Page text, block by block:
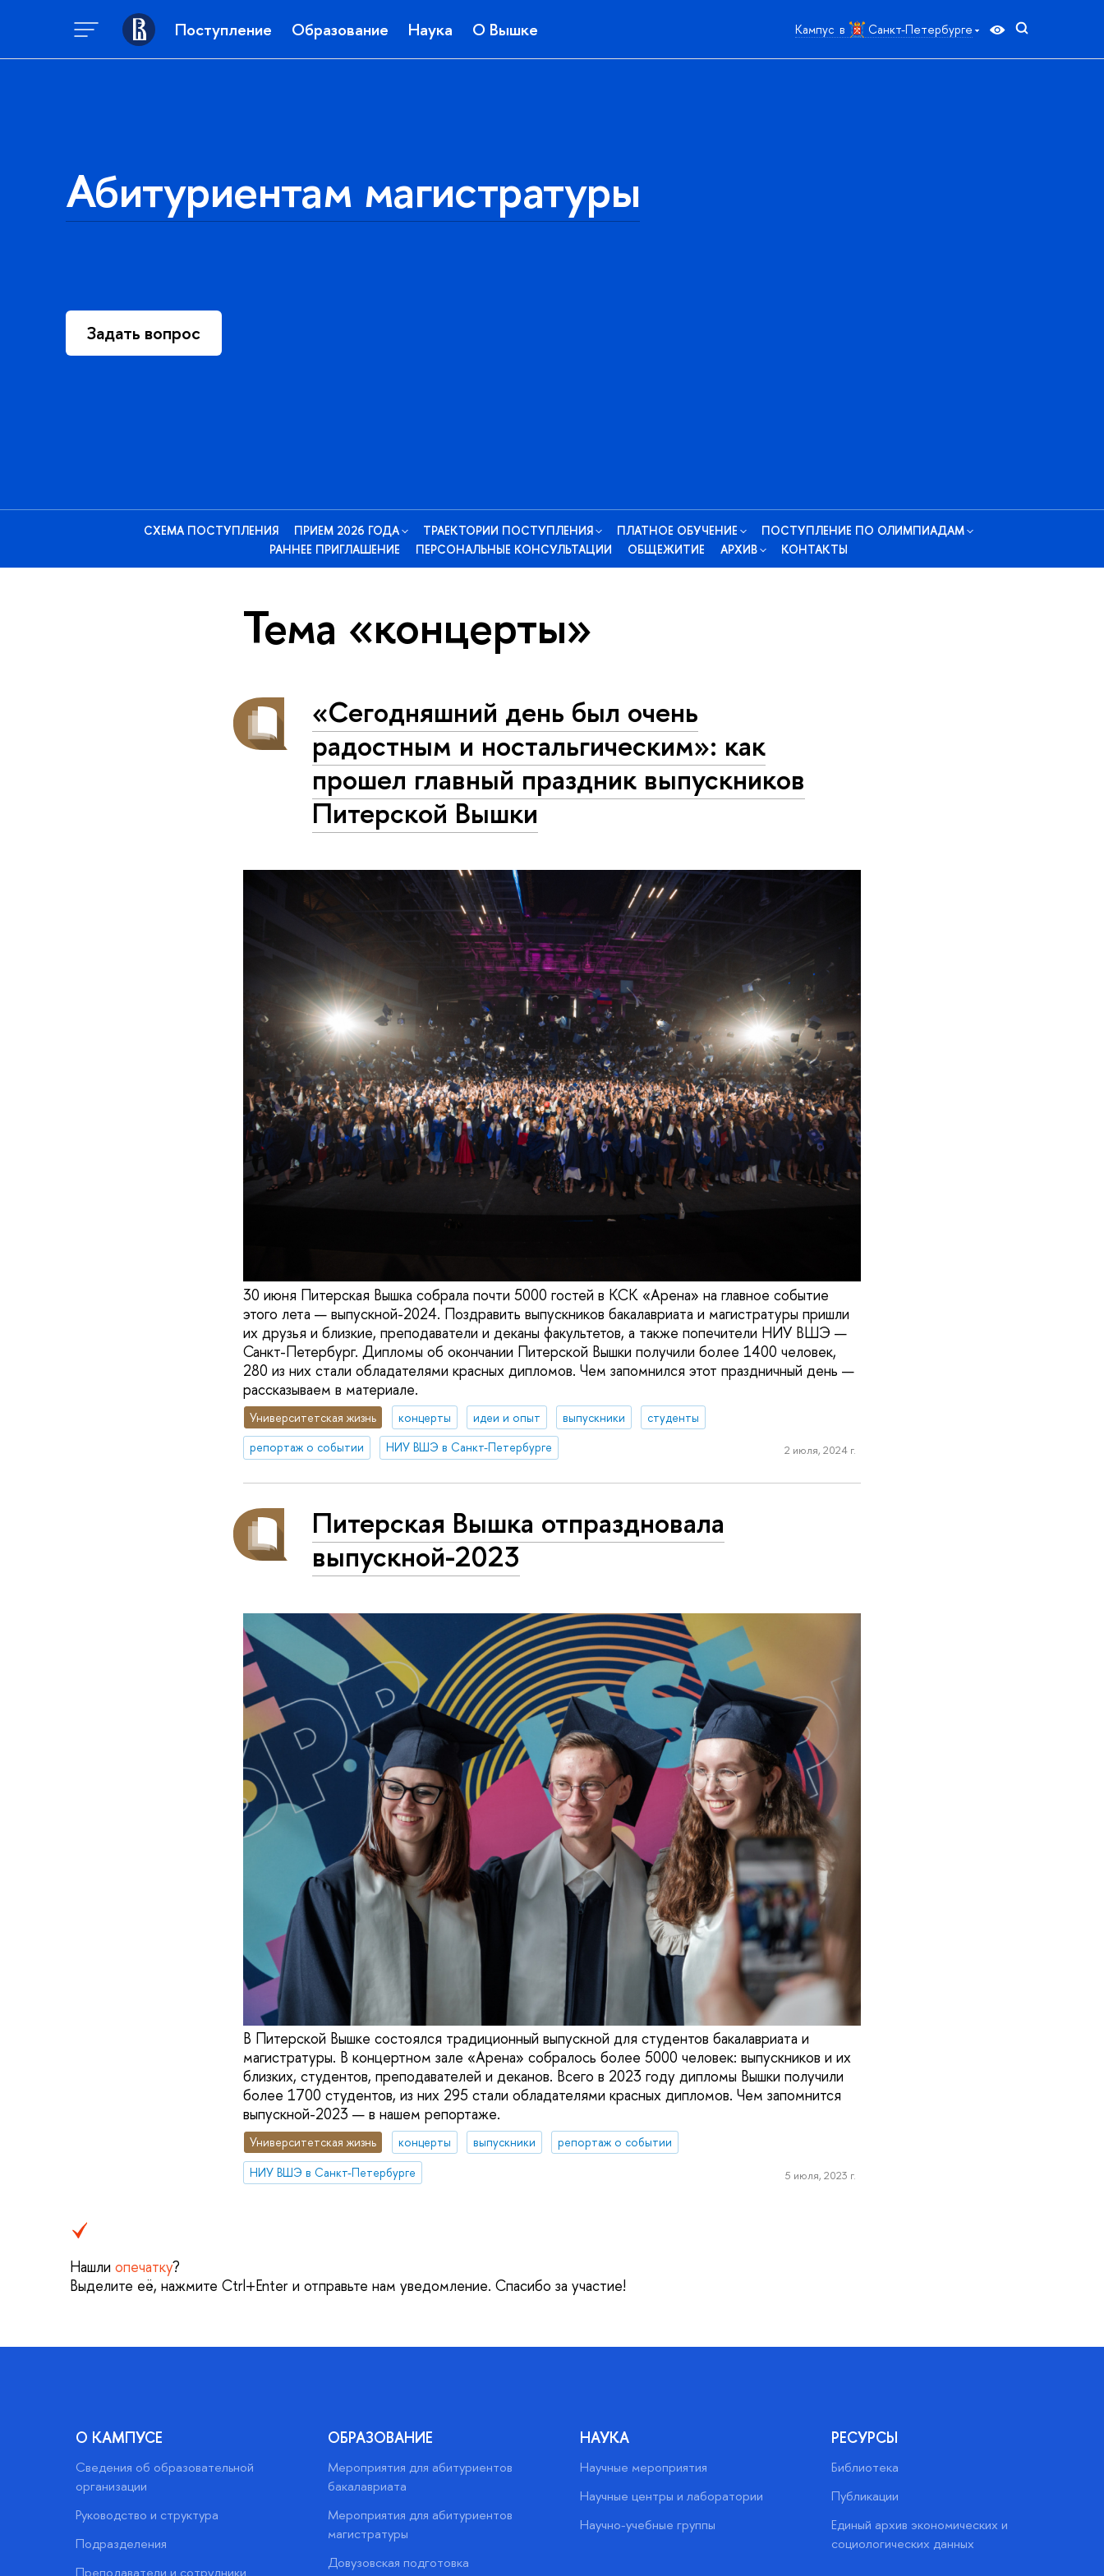
Поступление Образование Наука О Вышке Кампус в Санкт-Петербурге
Абитуриентам магистратуры
Задать вопрос
СХЕМА ПОСТУПЛЕНИЯ ПРИЕМ 2026 ГОДА ТРАЕКТОРИИ ПОСТУПЛЕНИЯ ПЛАТНОЕ ОБУЧЕНИЕ
ПОСТУПЛЕНИЕ ПО ОЛИМПИАДАМ
РАННЕЕ ПРИГЛАШЕНИЕ
ПЕРСОНАЛЬНЫЕ КОНСУЛЬТАЦИИ ОБЩЕЖИТИЕ АРХИВ КОНТАКТЫ
Тема «концерты»
«Сегодняшний день был очень
радостным и ностальгическим»: как
прошел главный праздник выпускников
Питерской Вышки
30 июня Питерская Вышка собрала почти 5000 гостей в КСК «Арена» на главное событие
этого лета — выпускной-2024. Поздравить выпускников бакалавриата и магистратуры пришли
их друзья и близкие, преподаватели и деканы факультетов, а также попечители НИУ ВШЭ —
Санкт-Петербург. Дипломы об окончании Питерской Вышки получили более 1400 человек,
280 из них стали обладателями красных дипломов. Чем запомнился этот праздничный день —
рассказываем в материале.
Университетская жизнь концерты идеи и опыт выпускники
студенты
репортаж о событии
НИУ ВШЭ в Санкт-Петербурге 2 июля, 2024 г.
Питерская Вышка отпраздновала
выпускной-2023
В Питерской Вышке состоялся традиционный выпускной для студентов бакалавриата и
магистратуры. В концертном зале «Арена» собралось более 5000 человек: выпускников и их
близких, студентов, преподавателей и деканов. Всего в 2023 году дипломы Вышки получили
более 1700 студентов, из них 295 стали обладателями красных дипломов. Чем запомнится
выпускной-2023 — в нашем репортаже.
Университетская жизнь концерты выпускники
репортаж о событии
НИУ ВШЭ в Санкт-Петербурге
5 июля, 2023 г.
Нашли опечатку?
Выделите её, нажмите Ctrl+Enter и отправьте нам уведомление. Спасибо за участие!
О КАМПУСЕ
Сведения об образовательной
организации
Руководство и структура
Подразделения
Преподаватели и сотрудники
ОБРАЗОВАНИЕ
Мероприятия для абитуриентов
бакалавриата
Мероприятия для абитуриентов
магистратуры
Довузовская подготовка
НАУКА
Научные мероприятия
Научные центры и лаборатории
Научно-учебные группы
РЕСУРСЫ
Библиотека
Публикации
Единый архив экономических и
социологических данных